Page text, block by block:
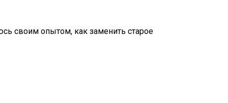
своим опытом, как заменить старое